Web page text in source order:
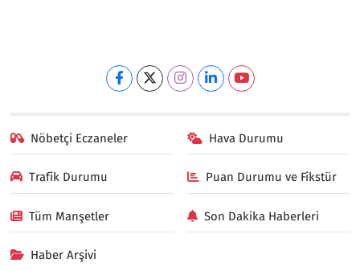
Nöbetçi Eczaneler Hava Durumu
Trafik Durumu Puan Durumu ve Fikstür
Tüm Manşetler Son Dakika Haberleri
Haber Arşivi